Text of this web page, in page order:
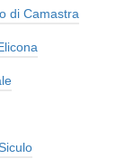
di Camastra